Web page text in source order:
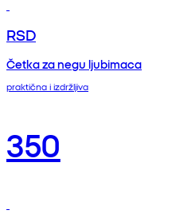
RSD
Četka za negu ljubimaca
praktična i izdržljiva
350